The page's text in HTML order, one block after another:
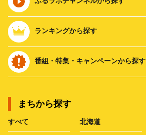
ランキングから探す
番組・特集・キャンペーンから探す
まちから探す
すべて 北海道